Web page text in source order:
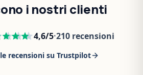
i nostri clienti
4,6/5·210 recensioni
recensioni su Trustpilot